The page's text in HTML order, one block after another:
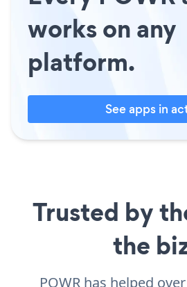
works on any
platform.
See apps in
Trusted by
the
POWR has helped